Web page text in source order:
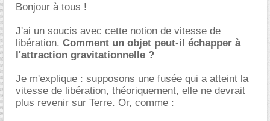
Bonjour à tous !
J'ai un soucis avec cette notion de vitesse de
libération. Comment un objet peut-il échapper à
l'attraction gravitationnelle ?
Je m'explique : supposons une fusée qui a atteint la
vitesse de libération, théoriquement, elle ne devrait
plus revenir sur Terre. Or, comme :